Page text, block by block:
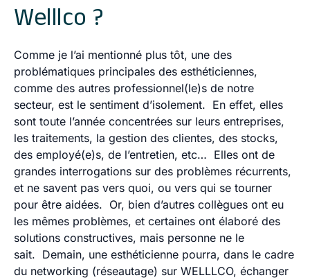
Welllco ?
Comme je l’ai mentionné plus tôt, une des
problématiques principales des esthéticiennes,
comme des autres professionnel(le)s de notre
secteur, est le sentiment d’isolement. En effet, elles
sont toute l’année concentrées sur leurs entreprises,
les traitements, la gestion des clientes, des stocks,
des employé(e)s, de l’entretien, etc… Elles ont de
grandes interrogations sur des problèmes récurrents,
et ne savent pas vers quoi, ou vers qui se tourner
pour être aidées. Or, bien d’autres collègues ont eu
les mêmes problèmes, et certaines ont élaboré des
solutions constructives, mais personne ne le
sait. Demain, une esthéticienne pourra, dans le cadre
du networking (réseautage) sur WELLLCO, échanger